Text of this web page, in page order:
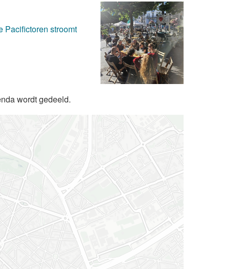
Pacifictoren stroomt
wordt gedeeld.